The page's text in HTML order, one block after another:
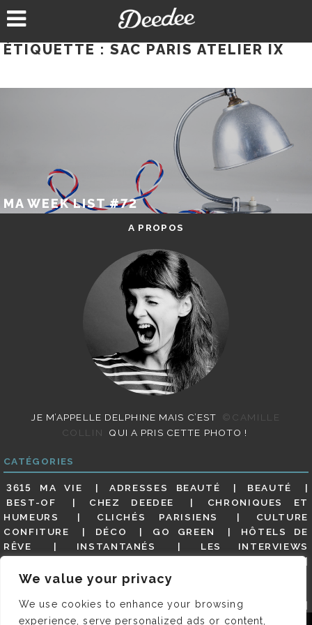
We value your privacy
We use cookies to enhance your browsing
experience, serve personalized ads or content,
au
ÉTIQUETTE : SAC PARIS ATELIER IX
MA WEEK LIST #72
A PROPOS
JE M’APPELLE DELPHINE MAIS C’EST
©CAMILLE
COLLIN
QUI A PRIS CETTE PHOTO !
CATÉGORIES
3615 MA VIE ADRESSES BEAUTÉ
BEAUTÉ
BEST-OF
CHEZ DEEDEE
CHRONIQUES ET
HUMEURS
CLICHÉS PARISIENS
CULTURE
CONFITURE
DÉCO GO GREEN
HÔTELS DE
RÊVE
INSTANTANÉS
LES INTERVIEWS
MES ADRESSES
MODE NON CLASSÉ
GUIDE
PARIS EN PHOTOS
RESTAURANTS
REVUE DE PRESSE DÉTAILLÉE, SIOU PLAIT